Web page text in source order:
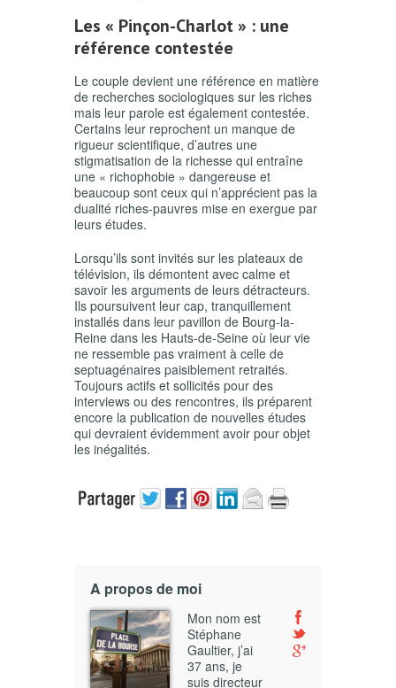
Les « Pinçon-Charlot » : une
référence contestée
Le couple devient une référence en matière
de recherches sociologiques sur les riches
mais leur parole est également contestée.
Certains leur reprochent un manque de
rigueur scientifique, d’autres une
stigmatisation de la richesse qui entraîne
une « richophobie » dangereuse et
beaucoup sont ceux qui n’apprécient pas la
dualité riches-pauvres mise en exergue par
leurs études.
Lorsqu’ils sont invités sur les plateaux de
télévision, ils démontent avec calme et
savoir les arguments de leurs détracteurs.
Ils poursuivent leur cap, tranquillement
installés dans leur pavillon de Bourg-la-
Reine dans les Hauts-de-Seine où leur vie
ne ressemble pas vraiment à celle de
septuagénaires paisiblement retraités.
Toujours actifs et sollicités pour des
interviews ou des rencontres, ils préparent
encore la publication de nouvelles études
qui devraient évidemment avoir pour objet
les inégalités.
A propos de moi
Mon nom est
Stéphane
Gaultier, j’ai
37 ans, je
suis directeur